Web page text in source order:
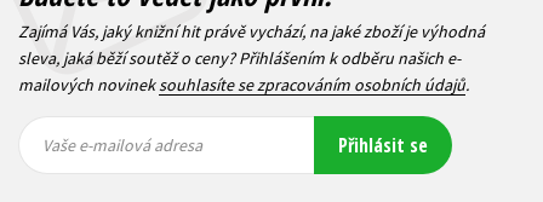
Zajímá Vás, jaký knižní hit právě vychází, na jaké zboží je výhodná
sleva, jaká běží soutěž o ceny? Přihlášením k odběru našich e-
mailových novineksouhlasíte se zpracováním osobních údajů.
mailová
mailová
Vaše e-mailová adresa Přihlásit se